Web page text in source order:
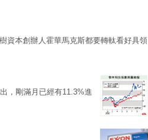
資本創辦人霍華馬克斯都要轉軚看好具領
，剛滿月已經有11.3%進